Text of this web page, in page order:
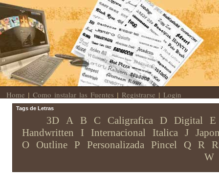
Home | Como instalar las Fuentes | Registrarse | Login
Tags de Letras
3D A B C Caligrafica D Digital
E
Handwritten
I Internacional Italica J
O
Outline P Personalizada Pincel Q R
W